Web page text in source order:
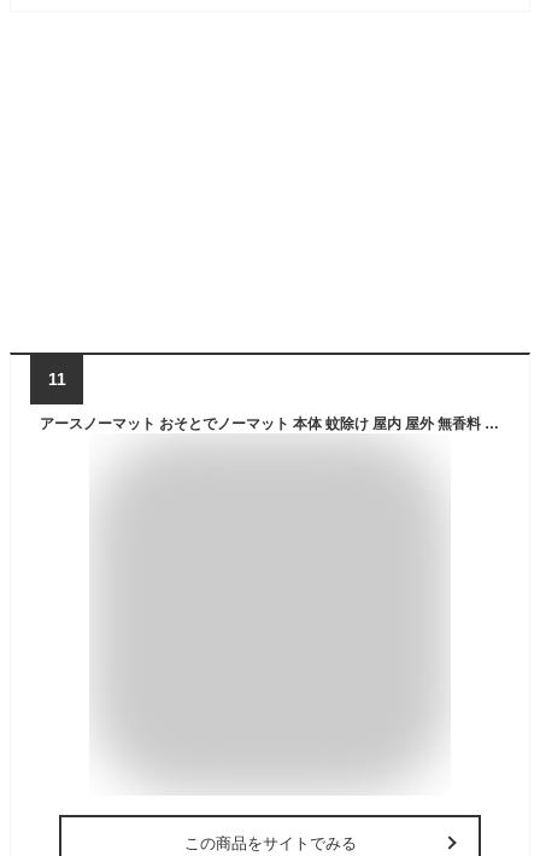
11
アースノーマット おそとでノーマット 本体 蚊除け 屋内 屋外 無香料 蚊 対策 駆除 蚊取り
この商品をサイトでみる